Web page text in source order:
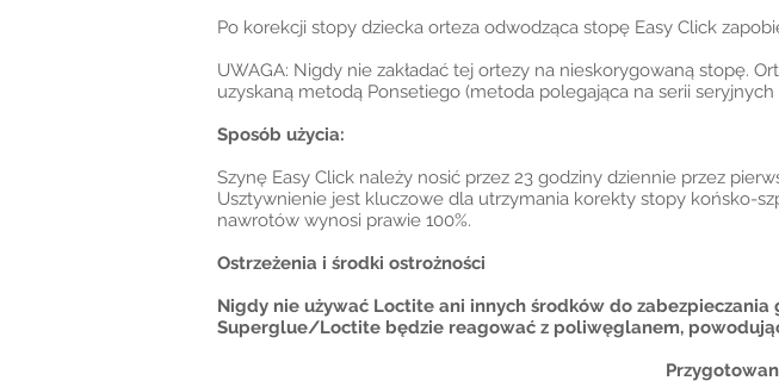
Po korekcji stopy dziecka orteza odwodząca stopę Easy Click
UWAGA: Nigdy nie zakładać tej ortezy na nieskorygowaną stopę.
uzyskaną metodą Ponsetiego (metoda polegająca na serii
Sposób użycia:
Szynę Easy Click należy nosić przez 23 godziny dziennie przez
Usztywnienie jest kluczowe dla utrzymania korekty stopy końsko-
nawrotów wynosi prawie 100%.
Ostrzeżenia i środki ostrożności
Nigdy nie używać Loctite ani innych środków do
Superglue/Loctite będzie reagować z poliwęglanem,